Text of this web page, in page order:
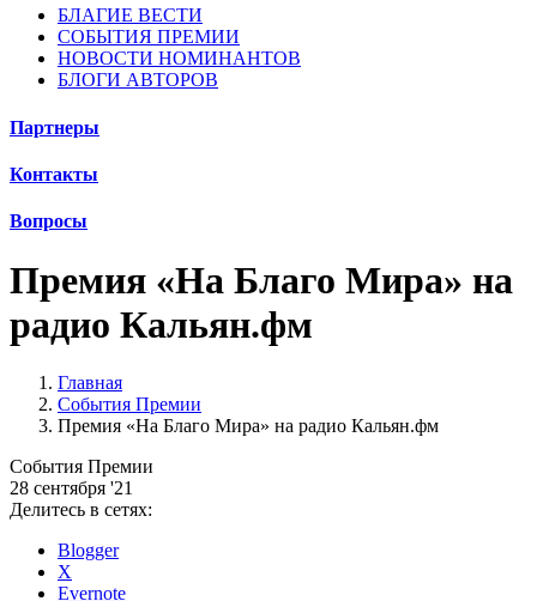
БЛАГИЕ ВЕСТИ
СОБЫТИЯ ПРЕМИИ
НОВОСТИ НОМИНАНТОВ
БЛОГИ АВТОРОВ
Партнеры
Контакты
Вопросы
Премия «На Благо Мира» на
радио Кальян.фм
Главная
События Премии
Премия «На Благо Мира» на радио Кальян.фм
События Премии
28 сентября '21
Делитесь в сетях:
Blogger
X
Evernote